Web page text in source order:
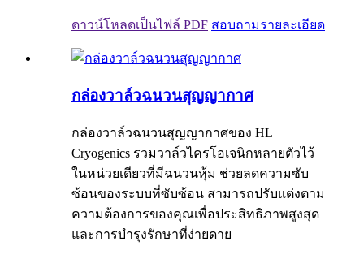
ดาวน์โหลดเป็นไฟล์ PDF สอบถามรายละเอียด
กล่องวาล์วฉนวนสุญญากาศ
กล่องวาล์วฉนวนสุญญากาศของ HL
Cryogenics รวมวาล์วไครโอเจนิกหลายตัวไว้
ในหน่วยเดียวที่มีฉนวนหุ้ม ช่วยลดความซับ
ซ้อนของระบบที่ซับซ้อน สามารถปรับแต่งตาม
ความต้องการของคุณเพื่อประสิทธิภาพสูงสุด
และการบำรุงรักษาที่ง่ายดาย